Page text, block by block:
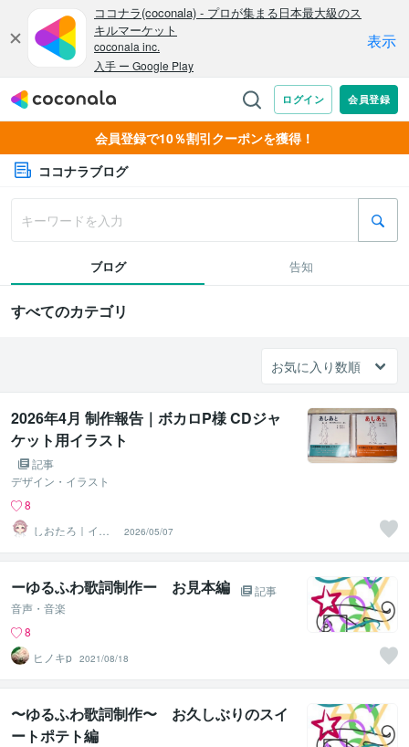
会員登録で10％割引クーポンを獲得！
ココナラブログ
ブログ 告知
すべてのカテゴリ
2026年4月 制作報告｜ボカロP様 CDジャ
ケット用イラスト
記事
デザイン・イラスト
8
しおたろ｜イラ
ストレーター
2026/05/07
ーゆるふわ歌詞制作ー お見本編
記事
音声・音楽
8
ヒノキp 2021/08/18
〜ゆるふわ歌詞制作〜 お久しぶりのスイ
ートポテト編